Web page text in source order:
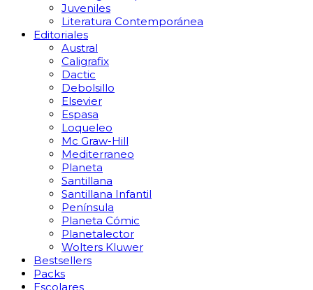
Juveniles
Literatura Contemporánea
Editoriales
Austral
Caligrafix
Dactic
Debolsillo
Elsevier
Espasa
Loqueleo
Mc Graw-Hill
Mediterraneo
Planeta
Santillana
Santillana Infantil
Península
Planeta Cómic
Planetalector
Wolters Kluwer
Bestsellers
Packs
Escolares